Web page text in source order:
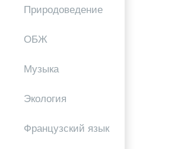
Природоведение
ОБЖ
Музыка
Экология
Французский язык